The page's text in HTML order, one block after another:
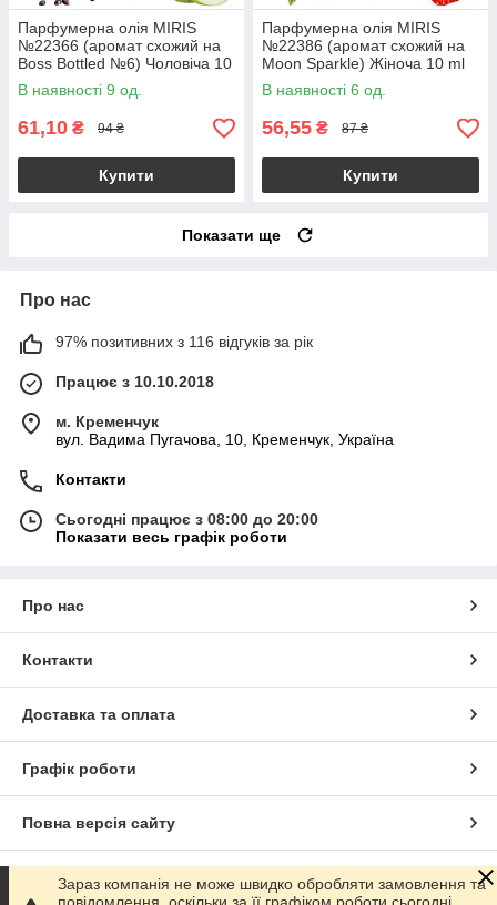
Парфумерна олія MIRIS
№22366 (аромат схожий на
Boss Bottled №6) Чоловіча 10
ml
В наявності 9 од.
61,10 ₴ 94 ₴
Купити
Парфумерна олія MIRIS
№22386 (аромат схожий на
Moon Sparkle) Жіноча 10 ml
В наявності 6 од.
56,55 ₴ 87 ₴
Купити
Показати ще
Про нас
97% позитивних з 116 відгуків за рік
Працює з 10.10.2018
м. Кременчук
вул. Вадима Пугачова, 10, Кременчук, Україна
Контакти
Сьогодні працює з 08:00 до 20:00
Показати весь графік роботи
Про нас
Контакти
Доставка та оплата
Графік роботи
Повна версія сайту
Сайт створено на маркетплейсіProm.ua
Зараз компанія не може швидко обробляти замовлення та